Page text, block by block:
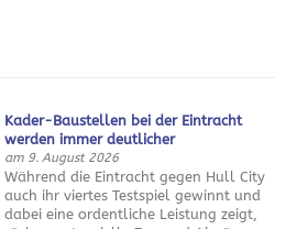
Kader-Baustellen bei der Eintracht
werden immer deutlicher
am 9. August 2026
Während die Eintracht gegen Hull City
auch ihr viertes Testspiel gewinnt und
dabei eine ordentliche Leistung zeigt,